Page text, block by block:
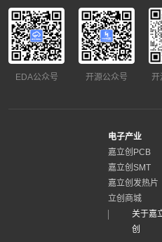
EDA公众号 开源公众号
开
电子产业
嘉立创PCB
嘉立创SMT
嘉立创发热片
立创商城
关于嘉
创